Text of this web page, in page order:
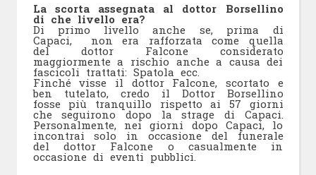
La scorta assegnata al dottor Borsellino
di che livello era?
Di primo livello anche se, prima di
Capaci, non era rafforzata come quella
del dottor Falcone considerato
maggiormente a rischio anche a causa dei
fascicoli trattati: Spatola ecc.
Finché visse il dottor Falcone, scortato e
ben tutelato, credo il Dottor Borsellino
fosse più tranquillo rispetto ai 57 giorni
che seguirono dopo la strage di Capaci.
Personalmente, nei giorni dopo Capaci, lo
incontrai solo in occasione del funerale
del dottor Falcone o casualmente in
occasione di eventi pubblici.